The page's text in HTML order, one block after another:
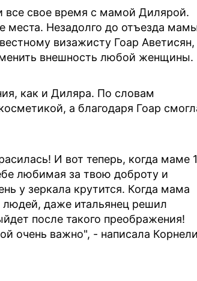
все свое время с мамой Дилярой.
места. Незадолго до отъезда
визажисту Гоар Аветисян,
внешность любой женщины.
как и Диляра. По словам
а благодаря Гоар
И вот теперь, когда маме
любимая за твою доброту и
у зеркала крутится. Когда мама
людей, даже итальянец решил
после такого преображения!
очень важно", - написала